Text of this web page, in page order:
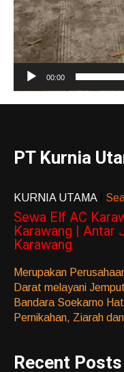
00:00
PT Kurnia
KURNIA UTAMA
Sewa Elf AC
Karawang | Antar
Karawang
Merupakan
Darat melayani
Bandara Soekarno
Pernikahan, Ziarah
Recent Posts